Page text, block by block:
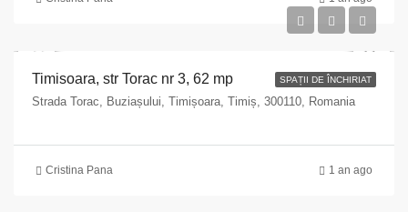
SPAȚII DE ÎNCHIRIAT
Timisoara, str Torac nr 3, 62 mp
Strada Torac, Buziașului, Timișoara, Timiș, 300110, Romania
Cristina Pana 1 an ago